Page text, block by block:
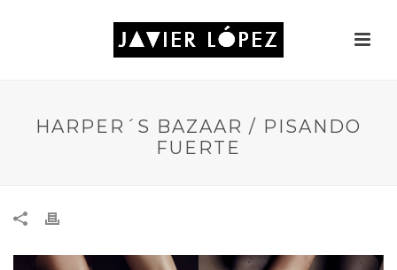
HARPER´S BAZAAR / PISANDO
FUERTE